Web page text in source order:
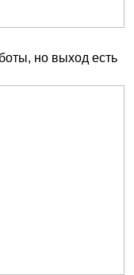
но выход есть